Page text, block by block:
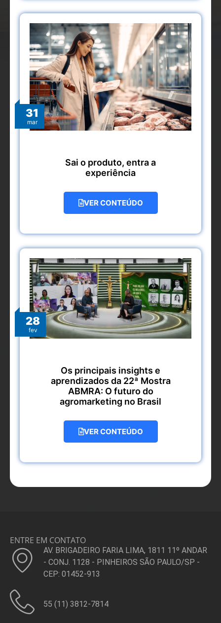
31
mar
Sai o produto, entra a
experiência
VER CONTEÚDO
28
fev
Os principais insights e
aprendizados da 22ª Mostra
ABMRA: O futuro do
agromarketing no Brasil
VER CONTEÚDO
ENTRE EM CONTATO
AV. BRIGADEIRO FARIA LIMA, 1811 11º ANDAR
- CONJ. 1128 - PINHEIROS SÃO PAULO/SP -
CEP: 01452-913
55 (11) 3812-7814